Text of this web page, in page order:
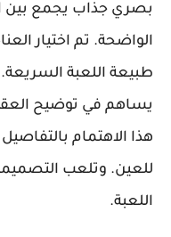
بصري جذاب يجمع بين
الواضحة. تم اختيار
طبيعة اللعبة
يساهم في توضيح
هذا الاهتمام
للعين. وتلعب
اللعبة.